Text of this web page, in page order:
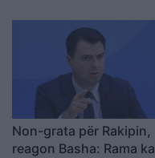
Non-grata për Rakipin,
reagon Basha: Rama ka